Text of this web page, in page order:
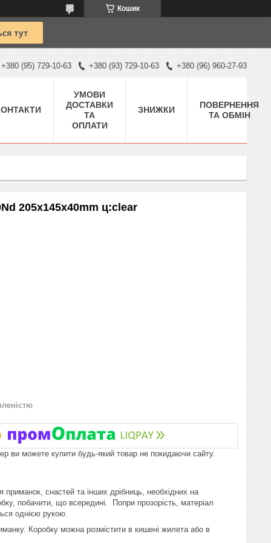
Кошик
+380 (95) 729-10-63 +380 (93) 729-10-63 +380 (96) 960-27-93
УМОВИ
ДОСТАВКИ
ТА
ОПЛАТИ
ЗНИЖКИ
ПОВЕРНЕННЯ
ТА ОБМІН
205x145x40mm ц:clear
ви можете купити будь-який товар не покидаючи сайту.
приманок, снастей та інших дрібниць, необхідних на
побачити, що всередині. Попри прозорість, матеріал
однією рукою.
Коробку можна розмістити в кишені жилета або в